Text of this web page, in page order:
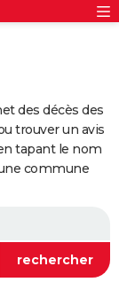
des décès des
trouver un avis
tapant le nom
commune